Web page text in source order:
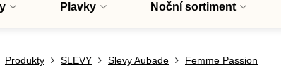
Plavky Noční sortiment
Produkty SLEVY Slevy Aubade Femme Passion